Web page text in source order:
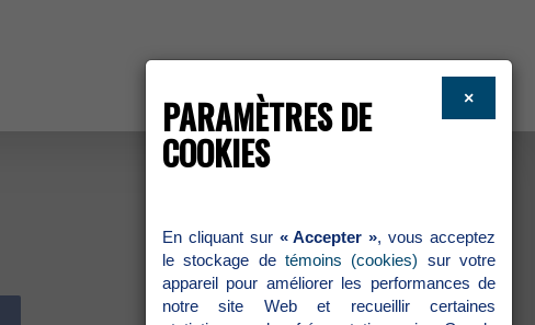
×
PARAMÈTRESDE
COOKIES
Encliquantsur «Accepter»,vousacceptez
lestockagede témoins(cookies) survotre
appareilpouraméliorerlesperformancesde
notresiteWebetrecueillircertaines